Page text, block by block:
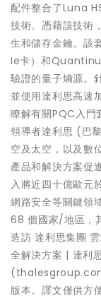
配件整合了Luna
技術。憑藉該技術
生和儲存金鑰。該
Ie卡）和
驗證的量子熵源。
並使用達利思高速
瞭解有關PQC入門
領導者達利思 (巴
空及太空，以及數
產品和解決方案促
入將近四十億歐元
網路安全等關鍵領
68 個國家/地區，
造訪 達利思集團
全解決方案 | 達利
版本。譯文僅供方